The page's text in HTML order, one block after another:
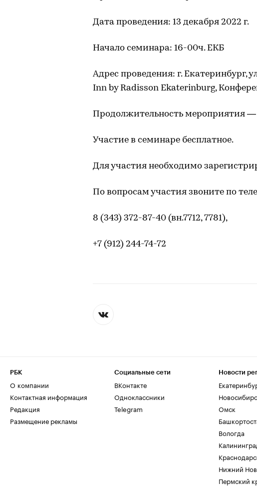
Дата проведения: 13 декабря 2022 г.
Начало семинара: 16-00ч. ЕКБ
Адрес проведения: г. Екатеринбург,
Inn by Radisson Ekaterinburg,
Продолжительность мероприятия —
Участие в семинаре бесплатное.
Для участия необходимо
По вопросам участия звоните по
8 (343) 372-87-40 (вн.7712, 7781),
+7 (912) 244-74-72
РБК
О компании
Контактная информация
Редакция
Размещение рекламы
Социальные сети
ВКонтакте
Одноклассники
Telegram
Новости
Омск
Вологда
Нижний
Пермский